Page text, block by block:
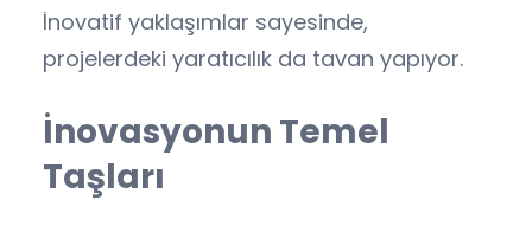
İnovatif yaklaşımlar sayesinde,
projelerdeki yaratıcılık da tavan yapıyor.
İnovasyonun Temel
Taşları